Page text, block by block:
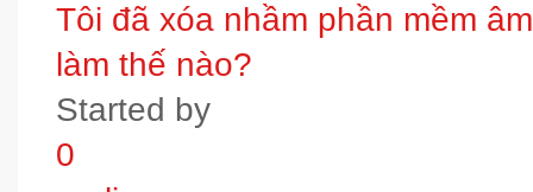
Tôi đã xóa nhầm phần mềm
làm thế nào?
Started by
0